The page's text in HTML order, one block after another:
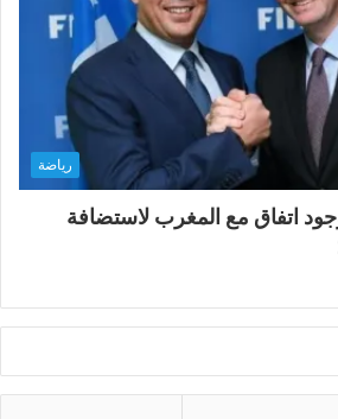
رياضة
اتفاق مع المغرب لاستضافة